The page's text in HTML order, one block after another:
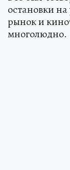
остановки
рынок и
многолюдно.